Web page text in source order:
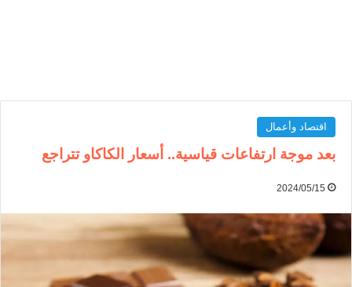
اقتصاد وأعمال
بعد موجة ارتفاعات قياسية.. أسعار الكاكاو تتراجع
2024/05/15